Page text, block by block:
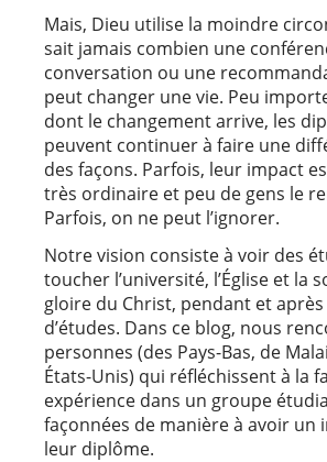
Mais, Dieu utilise la moindre
sait jamais combien une
conversation ou une
peut changer une vie. Peu
dont le changement arrive, les
peuvent continuer à faire une
des façons. Parfois, leur impact
très ordinaire et peu de gens le
Parfois, on ne peut l’ignorer.
Notre vision consiste à voir des
toucher l’université, l’Église et la
gloire du Christ, pendant et
d’études. Dans ce blog, nous
personnes (des Pays-Bas, de
États-Unis) qui réfléchissent à la
expérience dans un groupe
façonnées de manière à avoir un
leur diplôme.